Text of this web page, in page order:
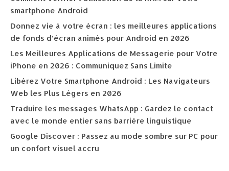
smartphone Android
Donnez vie à votre écran : les meilleures applications
de fonds d’écran animés pour Android en 2026
Les Meilleures Applications de Messagerie pour Votre
iPhone en 2026 : Communiquez Sans Limite
Libérez Votre Smartphone Android : Les Navigateurs
Web les Plus Légers en 2026
Traduire les messages WhatsApp : Gardez le contact
avec le monde entier sans barrière linguistique
Google Discover : Passez au mode sombre sur PC pour
un confort visuel accru